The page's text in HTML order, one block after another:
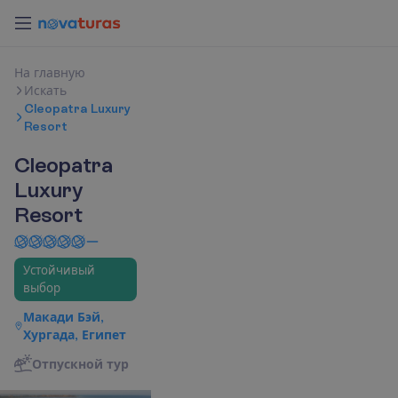
На главную
Искать
Cleopatra Luxury
Resort
Cleopatra
Luxury
Resort
Устойчивый
выбор
Макади Бэй,
Хургада, Египет
Отпускной тур